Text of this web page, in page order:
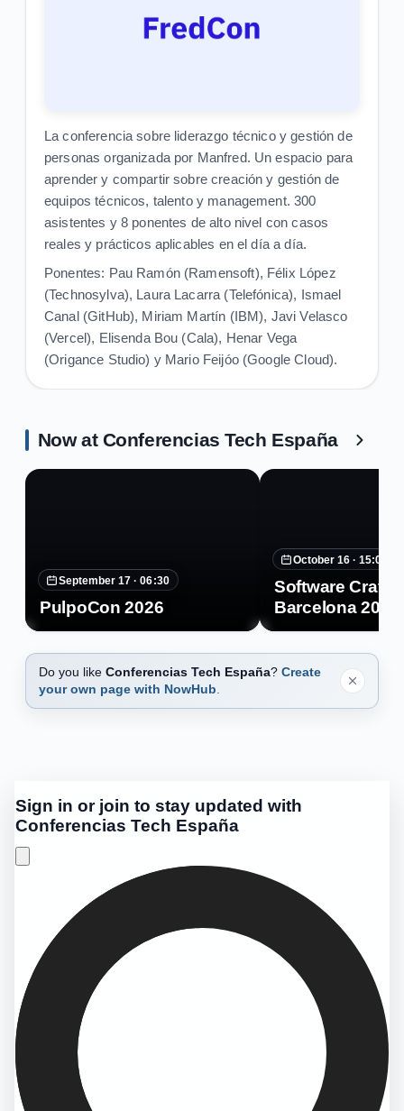
La conferencia sobre liderazgo técnico y gestión de
personas organizada por Manfred. Un espacio para
aprender y compartir sobre creación y gestión de
equipos técnicos, talento y management. 300
asistentes y 8 ponentes de alto nivel con casos
reales y prácticos aplicables en el día a día.
Ponentes: Pau Ramón (Ramensoft), Félix López
(Technosylva), Laura Lacarra (Telefónica), Ismael
Canal (GitHub), Miriam Martín (IBM), Javi Velasco
(Vercel), Elisenda Bou (Cala), Henar Vega
(Origance Studio) y Mario Feijóo (Google Cloud).
Now at Conferencias Tech España
September 17 ·06:30
PulpoCon 2026
October 16 ·15:00
Software
Barcelona 2026
Do you like Conferencias Tech España? Create
your own page with NowHub
Sign in or join to stay updated with
Conferencias Tech España